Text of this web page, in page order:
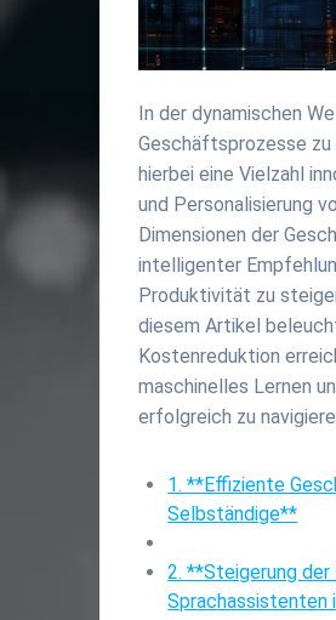
In der dynamischen
Geschäftsprozesse
hierbei eine Vielzahl
und Personalisierung
Dimensionen der
intelligenter
Produktivität zu
diesem Artikel
Kostenreduktion
maschinelles Lernen
erfolgreich zu
1. **Effiziente
Selbständige**
2. **Steigerung
Sprachassistenten